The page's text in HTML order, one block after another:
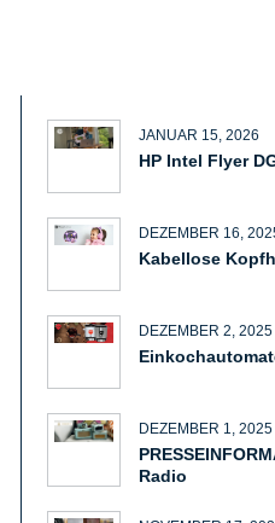
JANUAR 15, 2026
HP Intel Flyer
DEZEMBER 16,
Kabellose
DEZEMBER 2, 2025
DEZEMBER 1, 2025
Radio